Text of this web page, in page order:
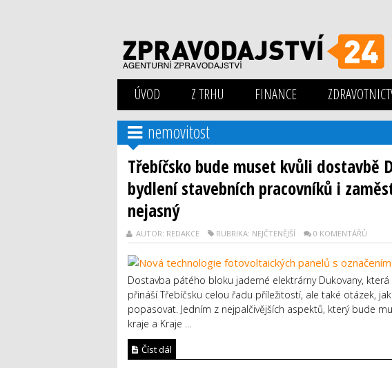
ÚVOD Z TRHU FINANCE
nemovitost
Třebíčsko bude muset kvůli dostavbě
bydlení stavebních pracovníků i
nejasný
AUTOR: REDAKCE RUBRIKA: NEJČTENĚJŠÍ 0 KOMENTÁŘŮ
Dostavba pátého bloku jaderné elektrárny Dukovany,
přináší Třebíčsku celou řadu příležitostí, ale také otázek,
popasovat. Jedním z nejpalčivějších aspektů, který bude
kraje a Kraje ...
Číst dál